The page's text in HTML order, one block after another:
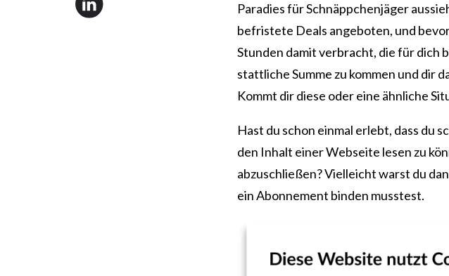
Paradies für Schnäppchenjäger
befristete Deals angeboten, und
Stunden damit verbracht, die für dich
stattliche Summe zu kommen und dir
Kommt dir diese oder eine ähnliche
Hast du schon einmal erlebt, dass du
den Inhalt einer Webseite lesen zu
abzuschließen? Vielleicht warst du
ein Abonnement binden musstest.